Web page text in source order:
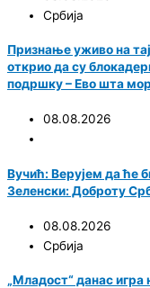
Србија
Признање уживо на
открио да су
подршку – Ево шта
08.08.2026
Вучић: Верујем да ће
Зеленски: Доброту
08.08.2026
Србија
„Младост“ данас